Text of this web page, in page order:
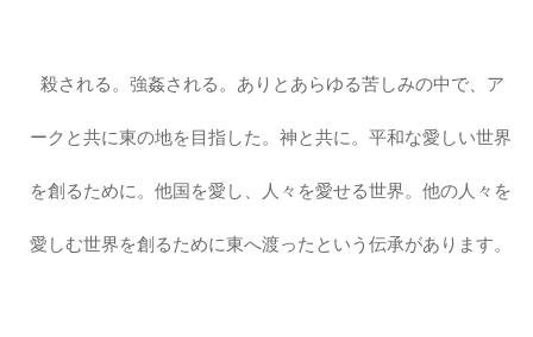
殺される。強姦される。ありとあらゆる苦しみの中で、ア
ークと共に東の地を目指した。神と共に。平和な愛しい世界
を創るために。他国を愛し、人々を愛せる世界。他の人々を
愛しむ世界を創るために東へ渡ったという伝承があります。